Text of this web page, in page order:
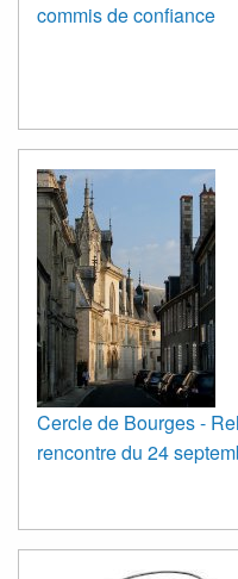
commis de confiance
Cercle de Bourges -
rencontre du 24